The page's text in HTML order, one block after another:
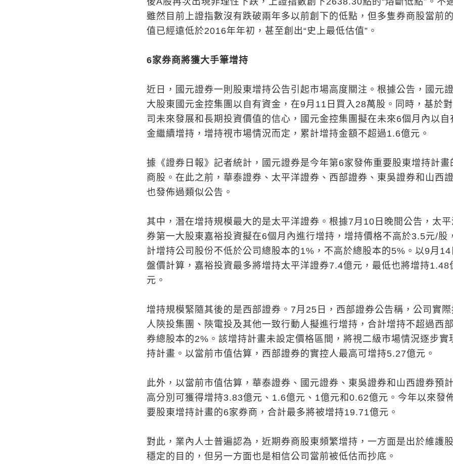
雖然目前上證指數沒有跌破兩年多以前創下的低點，但多隻券商股當前
值已經遠低於2016年年初，甚至創出“史上最低估值”。
6家券商將獲大手筆增持
近日，國元證券一則股東增持公告引起市場高度關注。根據公告，國元
大股東國元金控集團以自有資金，在9月11日買入28萬股。同時，基於
司未來發展和長期投資價值的信心，國元金控集團擬在未來6個月內以自
金繼續增持，增持視市場情況而定，累計增持金額不超過1.6億元。
據《證券日報》記者統計，國元證券是今年第6家發佈重要股東增持計畫
商股。在此之前，華泰證券、太平洋證券、西部證券、東吳證券和山西
也發佈過類似公告。
其中，潛在增持規模最大的是太平洋證券。根據7月10日晚間公告，太平
券第一大股東嘉裕投資擬在6個月內進行增持，增持價格不高於3.5元/股
計增持公司股份不低於公司總股本的1%，不高於總股本的5%。以9月14
盤價計算，嘉裕投資最多將增持太平洋證券7.4億元，最低也將增持1.48
元。
增持規模緊隨其後的是西部證券。7月25日，西部證券公告稱，公司實際
人陝投集團、陝電投及其他一致行動人擬進行增持，合計增持不超過西
券總股本的2%。該增持計畫未設定價格區間，將視二級市場情況逐步實
持計畫。以當前市值估算，西部證券的實控人最高可增持5.27億元。
此外，以當前市值估算，華泰證券、國元證券、東吳證券和山西證券預
高分別可獲得增持3.83億元、1.6億元、1億元和0.62億元。今年以來發
要股東增持計畫的6家券商，合計最多將被增持19.71億元。
對此，業內人士普遍認為，近期券商股東頻繁增持，一方面是出於維護
穩定的目的，但另一方面也是相信公司當前被低估而抄底。